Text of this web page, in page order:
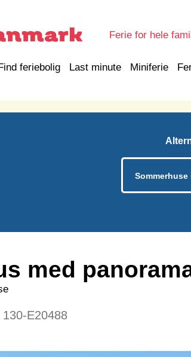
Ferie for hele
feriebolig Last minute Miniferie
med
130-E20488